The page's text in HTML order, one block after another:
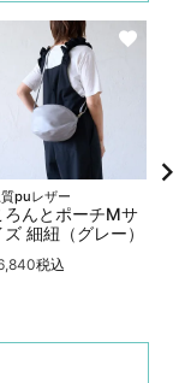
puレザー
ろんとポーチMサ
ズ 細紐（グレー）
税込